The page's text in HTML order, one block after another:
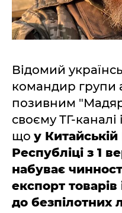
Відомий
командир групи
позивним
своєму ТГ-
що у
Республіці з 1
набуває
експорт
до безпілотних